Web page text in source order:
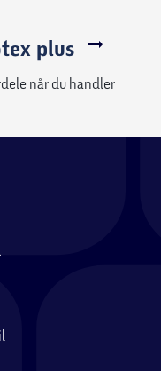
plus
når du handler